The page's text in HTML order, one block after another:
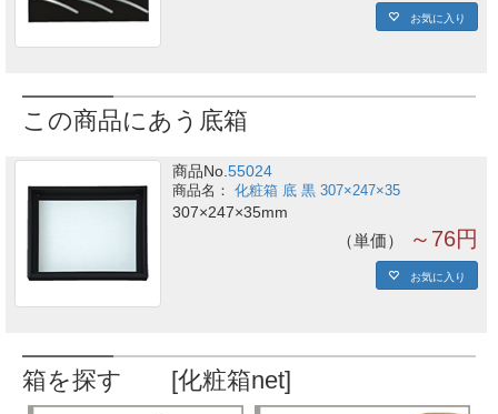
お気に入り
この商品にあう底箱
商品No.55024
化粧箱 底 黒 307×247×35
307×247×35mm
単価 ～76円
お気に入り
箱を探す [化粧箱net]